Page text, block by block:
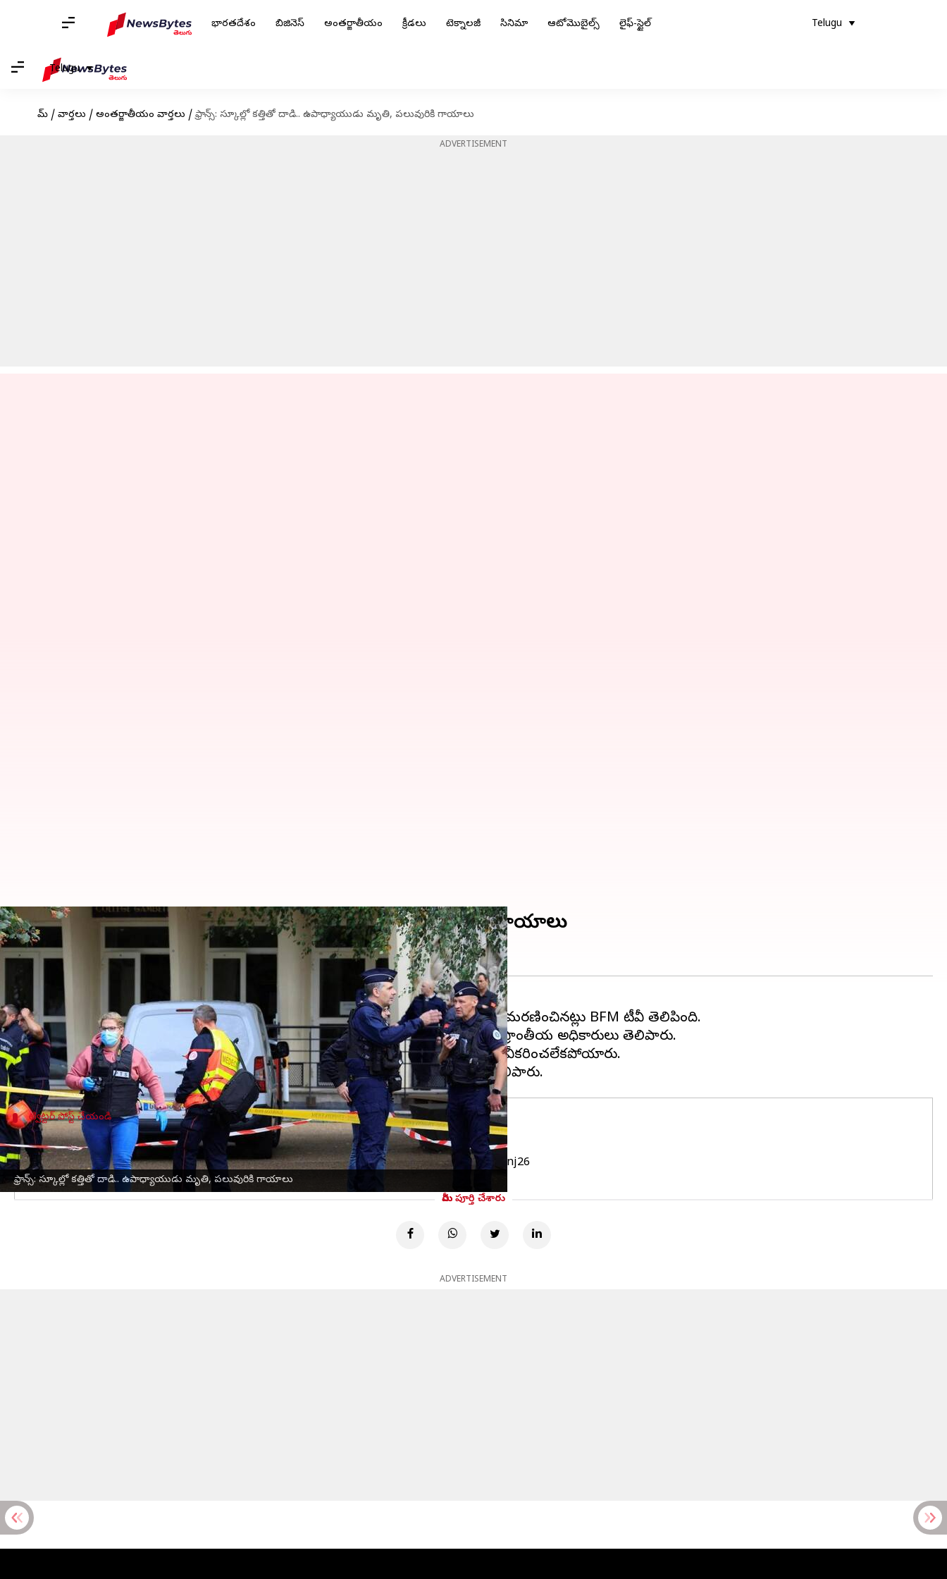
భారతదేశం బిజినెస్ అంతర్జాతీయం క్రీడలు టెక్నాలజీ సినిమా ఆటోమొబైల్స్ లైఫ్-స్టైల్ Telugu
Telugu
హోమ్ / వార్తలు / అంతర్జాతీయం వార్తలు / ఫ్రాన్స్: స్కూల్లో కత్తితో దాడి.. ఉపాధ్యాయుడు మృతి, పలువురికి గాయాలు
ADVERTISEMENT
ఫ్రాన్స్: స్కూల్లో కత్తితో దాడి.. ఉపాధ్యాయుడు మృతి, పలువురికి గాయాలు
ఫ్రాన్స్: స్కూల్లో కత్తితో దాడి.. ఉపాధ్యాయుడు మృతి, పలువురికి గాయాలు
వ్రాసిన వారు Oct 13, 2023 04:49 pm
ఈ వార్తాకథనం ఏంటి
ఉత్తరఫ్రాన్స్‌
లోని అర్రాస్‌లోని ఓ పాఠశాలలో శుక్రవారం జరిగిన కత్తి దాడిలో ఉపాధ్యాయుడు మరణించినట్లు BFM టీవీ తెలిపింది.
కత్తితో దాడి జరిగినట్లు స్థానిక పోలీసులు నిర్ధారించారు. దాడి చేసిన వ్యక్తిని అరెస్టు చేసినట్లు ప్రాంతీయ అధికారులు తెలిపారు.
దుండగుడు 'అల్లాహు అక్బర్' అని అరిచాడని మీడియాలో వచ్చిన కథనాలను పోలీసులు ధృవీకరించలేకపోయారు.
ట్విట్టర్ పోస్ట్ చేయండి
స్కూల్లో కత్తితో దాడి.. ఉపాధ్యాయుడు మృతి
#BREAKINGTeacher killed in knife attack at French school: policepic.twitter.com/n8HOpJnj26
— AFP News Agency (@AFP)October 13, 2023
మీరు పూర్తి చేశారు
ADVERTISEMENT